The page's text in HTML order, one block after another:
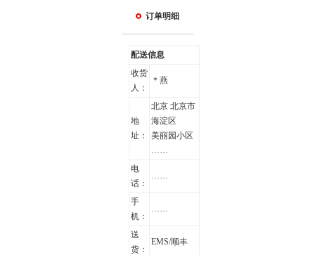
订单明细
配送信息
收货
人：
＊燕
地
址：
北京 北京市
海淀区
美丽园小区
……
电
话：
……
手
机：
……
送
货：
EMS/顺丰